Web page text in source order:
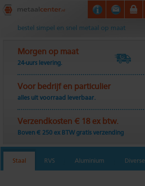
Metaalcenter.nl
bestel simpel en snel metaal op maat
Morgen op maat
24-uurs levering.
Voor bedrijf en particulier
alles uit voorraad leverbaar.
Verzendkosten € 18 ex btw.
Boven € 250 ex BTW gratis verzending
Staal RVS Aluminium Diverse